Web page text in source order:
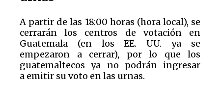
A partir de las 18:00 horas (hora local), se
cerrarán los centros de votación en
Guatemala (en los EE. UU. ya se
empezaron a cerrar), por lo que los
guatemaltecos ya no podrán ingresar
a emitir su voto en las urnas.